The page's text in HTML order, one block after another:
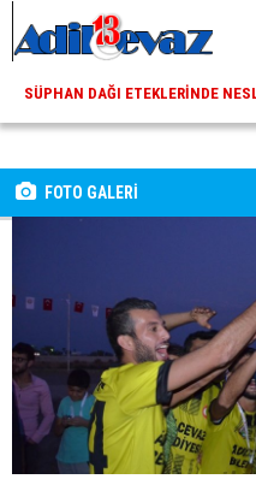
SÜPHAN DAĞI ETEKLERINDE
FOTO GALERİ